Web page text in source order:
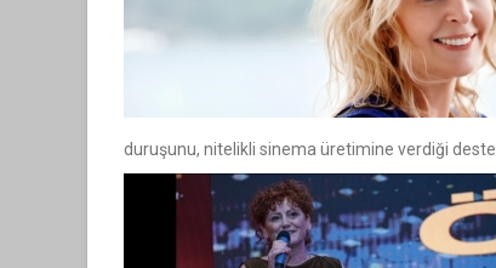
duruşunu, nitelikli sinema üretimine verdiği